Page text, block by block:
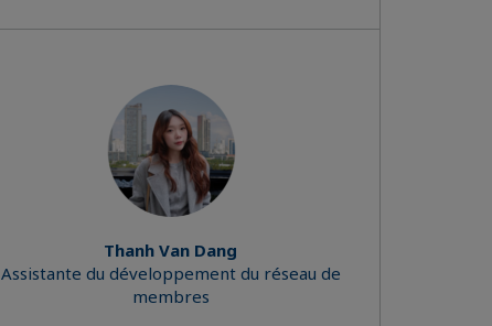
Thanh Van Dang
Assistante du développement du réseau de
membres